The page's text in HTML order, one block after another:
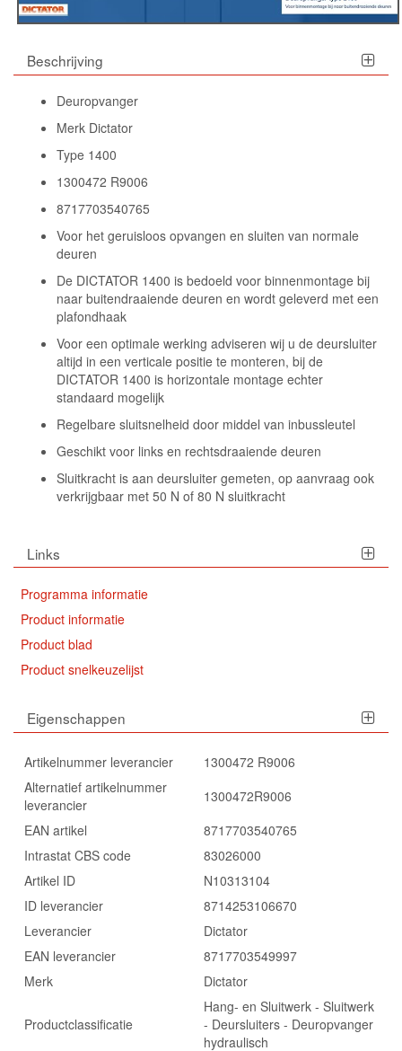
Beschrijving
Deuropvanger
Merk Dictator
Type 1400
1300472 R9006
8717703540765
Voor het geruisloos opvangen en sluiten van normale
deuren
De DICTATOR 1400 is bedoeld voor binnenmontage bij
naar buitendraaiende deuren en wordt geleverd met een
plafondhaak
Voor een optimale werking adviseren wij u de deursluiter
altijd in een verticale positie te monteren, bij de
DICTATOR 1400 is horizontale montage echter
standaard mogelijk
Regelbare sluitsnelheid door middel van inbussleutel
Geschikt voor links en rechtsdraaiende deuren
Sluitkracht is aan deursluiter gemeten, op aanvraag ook
verkrijgbaar met 50 N of 80 N sluitkracht
Links
Programma informatie
Product informatie
Product blad
Product snelkeuzelijst
Eigenschappen
Artikelnummer leverancier
1300472 R9006
Alternatief artikelnummer
leverancier
1300472R9006
EAN artikel
8717703540765
Intrastat CBS code
83026000
Artikel ID
N10313104
ID leverancier
8714253106670
Leverancier
Dictator
EAN leverancier
8717703549997
Merk
Dictator
Productclassificatie
Hang- en Sluitwerk - Sluitwerk
- Deursluiters - Deuropvanger
hydraulisch